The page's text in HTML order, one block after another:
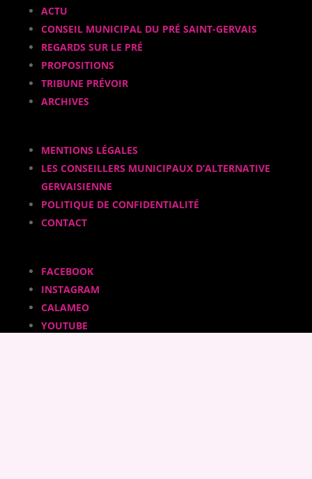
ACTU
CONSEIL MUNICIPAL DU PRÉ SAINT-GERVAIS
REGARDS SUR LE PRÉ
PROPOSITIONS
TRIBUNE PRÉVOIR
ARCHIVES
MENTIONS LÉGALES
LES CONSEILLERS MUNICIPAUX D’ALTERNATIVE
GERVAISIENNE
POLITIQUE DE CONFIDENTIALITÉ
CONTACT
FACEBOOK
INSTAGRAM
CALAMEO
YOUTUBE